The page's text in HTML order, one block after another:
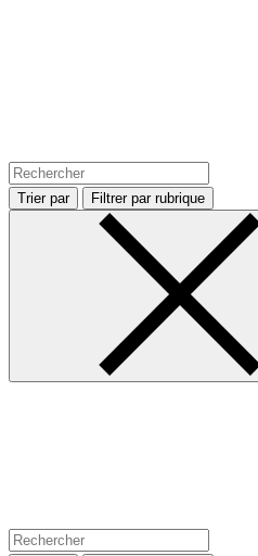
Trier par Filtrer par rubrique